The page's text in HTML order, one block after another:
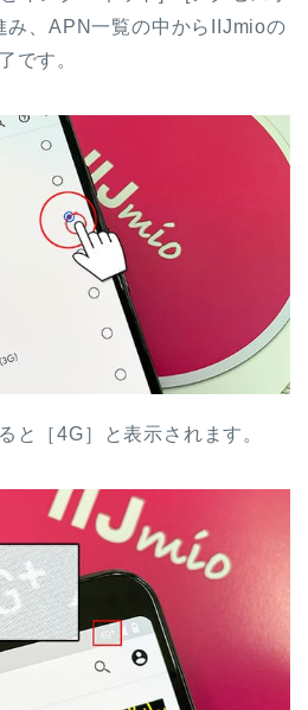
、APN一覧の中からIIJmioの
です。
と［4G］と表示されます。